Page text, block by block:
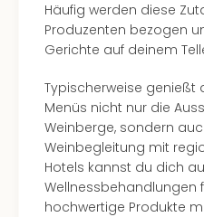
Häufig werden diese
Produzenten bezogen
Gerichte auf deinem
Typischerweise
Menüs nicht nur die
Weinberge, sondern
Weinbegleitung mit
Hotels kannst du dich
Wellnessbehandlungen
hochwertige Produkte